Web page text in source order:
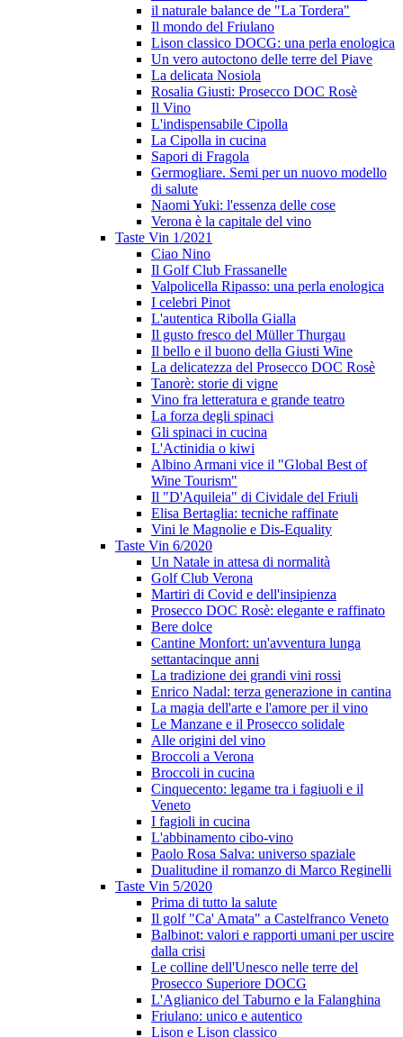
il naturale balance de "La Tordera"
Il mondo del Friulano
Lison classico DOCG: una perla enologica
Un vero autoctono delle terre del Piave
La delicata Nosiola
Rosalia Giusti: Prosecco DOC Rosè
Il Vino
L'indispensabile Cipolla
La Cipolla in cucina
Sapori di Fragola
Germogliare. Semi per un nuovo modello
di salute
Naomi Yuki: l'essenza delle cose
Verona è la capitale del vino
Taste Vin 1/2021
Ciao Nino
Il Golf Club Frassanelle
Valpolicella Ripasso: una perla enologica
I celebri Pinot
L'autentica Ribolla Gialla
Il gusto fresco del Müller Thurgau
Il bello e il buono della Giusti Wine
La delicatezza del Prosecco DOC Rosè
Tanorè: storie di vigne
Vino fra letteratura e grande teatro
La forza degli spinaci
Gli spinaci in cucina
L'Actinidia o kiwi
Albino Armani vice il "Global Best of
Wine Tourism"
Il "D'Aquileia" di Cividale del Friuli
Elisa Bertaglia: tecniche raffinate
Vini le Magnolie e Dis-Equality
Taste Vin 6/2020
Un Natale in attesa di normalità
Golf Club Verona
Martiri di Covid e dell'insipienza
Prosecco DOC Rosè: elegante e raffinato
Bere dolce
Cantine Monfort: un'avventura lunga
settantacinque anni
La tradizione dei grandi vini rossi
Enrico Nadal: terza generazione in cantina
La magia dell'arte e l'amore per il vino
Le Manzane e il Prosecco solidale
Alle origini del vino
Broccoli a Verona
Broccoli in cucina
Cinquecento: legame tra i fagiuoli e il
Veneto
I fagioli in cucina
L'abbinamento cibo-vino
Paolo Rosa Salva: universo spaziale
Dualitudine il romanzo di Marco Reginelli
Taste Vin 5/2020
Prima di tutto la salute
Il golf "Ca' Amata" a Castelfranco Veneto
Balbinot: valori e rapporti umani per uscire
dalla crisi
Le colline dell'Unesco nelle terre del
Prosecco Superiore DOCG
L'Aglianico del Taburno e la Falanghina
Friulano: unico e autentico
Lison e Lison classico